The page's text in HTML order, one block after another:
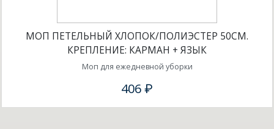
МОП ПЕТЕЛЬНЫЙ ХЛОПОК/ПОЛИЭСТЕР 50СМ.
КРЕПЛЕНИЕ: КАРМАН + ЯЗЫК
Моп для ежедневной уборки
406 ₽